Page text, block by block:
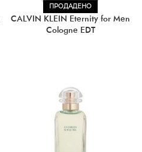
ПРОДАДЕНО
CALVIN KLEIN Eternity for Men
Cologne EDT